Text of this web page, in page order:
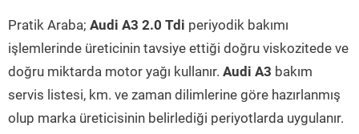
Pratik Araba; Audi A3 2.0 Tdi periyodik bakımı
işlemlerinde üreticinin tavsiye ettiği doğru viskozitede ve
doğru miktarda motor yağı kullanır. Audi A3 bakım
servis listesi, km. ve zaman dilimlerine göre hazırlanmış
olup marka üreticisinin belirlediği periyotlarda uygulanır.